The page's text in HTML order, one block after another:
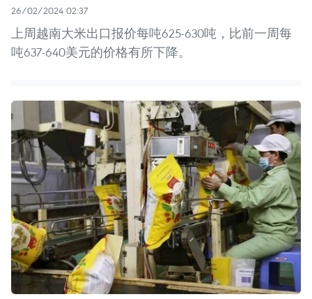
26/02/2024 02:37
上周越南大米出口报价每吨625-630吨，比前一周每
吨637-640美元的价格有所下降。